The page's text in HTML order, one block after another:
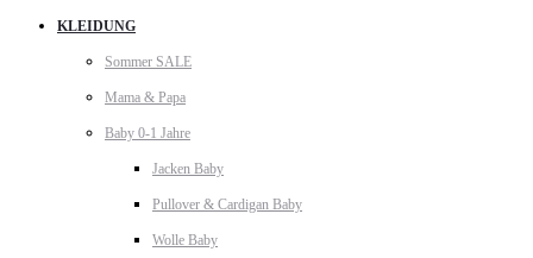
KLEIDUNG
Sommer SALE
Mama & Papa
Baby 0-1 Jahre
Jacken Baby
Pullover & Cardigan Baby
Wolle Baby